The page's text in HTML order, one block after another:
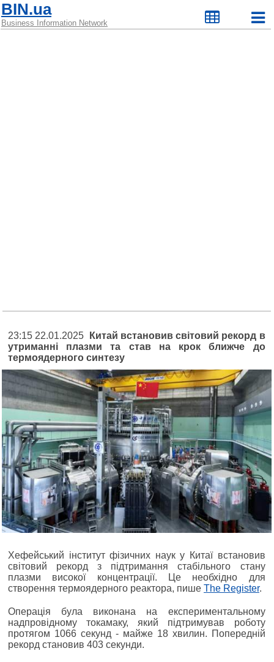
BIN.ua
Business Information Network
23:15 22.01.2025
Китай встановив світовий рекорд в
утриманні плазми та став на крок ближче до
термоядерного синтезу
Хефейський інститут фізичних наук у Китаї встановив
світовий рекорд з підтримання стабільного стану
плазми високої концентрації. Це необхідно для
створення термоядерного реактора, пише The Register.
Операція була виконана на експериментальному
надпровідному токамаку, який підтримував роботу
протягом 1066 секунд - майже 18 хвилин. Попередній
рекорд становив 403 секунди.